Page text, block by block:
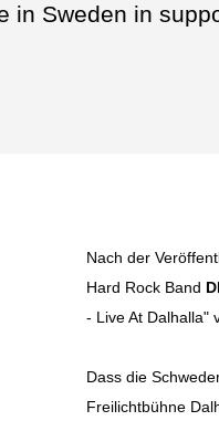
in Sweden in
Nach der
Hard Rock Band
- Live At Dalhalla"
Dass die
Freilichtbühne